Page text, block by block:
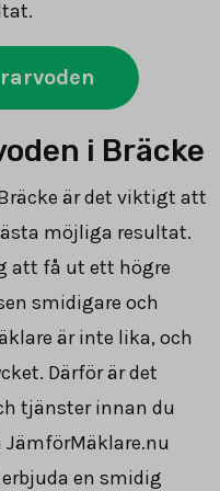
i Bräcke
är det viktigt att
möjliga resultat.
att få ut ett högre
smidigare och
är inte lika, och
Därför är det
tjänster innan du
JämförMäklare.nu
en smidig